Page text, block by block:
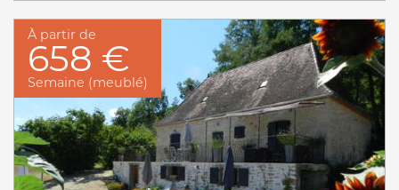
À partir de
658 €
Semaine (meublé)